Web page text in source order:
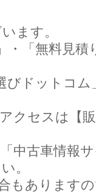
ます。
・「無料見積
びドットコ
クセスは【
中古車情報
。
もあります